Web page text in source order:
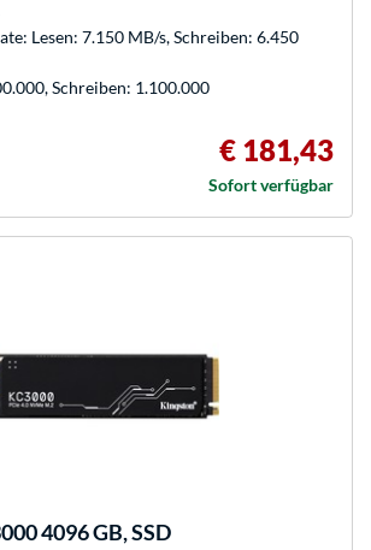
Lesen: 7.150 MB/s, Schreiben: 6.450
Schreiben: 1.100.000
€ 181,43
Sofort verfügbar
4096 GB, SSD